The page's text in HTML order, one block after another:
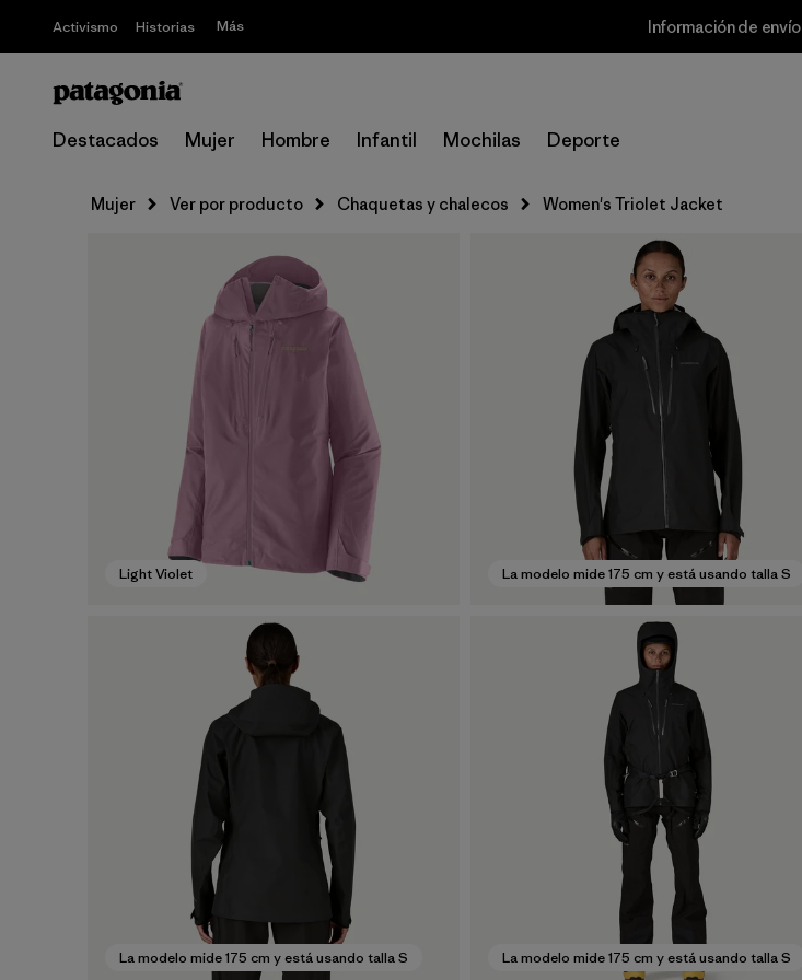
Activismo Historias Más Información de envío
Destacados Mujer Hombre Infantil Mochilas Deporte
Mujer Ver por producto Chaquetas y chalecos Women's Triolet Jacket
Light Violet La modelo mide 175 cm y está usando talla S
La modelo mide 175 cm y está usando talla S La modelo mide 175 cm y está usando talla S